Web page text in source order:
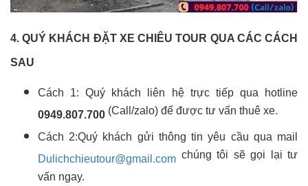
4. QUÝ KHÁCH ĐẶT XE CHIÊU TOUR QUA CÁC CÁCH
SAU
Cách 1: Quý khách liên hệ trực tiếp qua hotline
0949.807.700 (Call/zalo) để được tư vấn thuê xe.
Cách 2:Quý khách gửi thông tin yêu cầu qua mail
Dulichchieutour@gmail.com chúng tôi sẽ gọi lại tư
vấn ngay.